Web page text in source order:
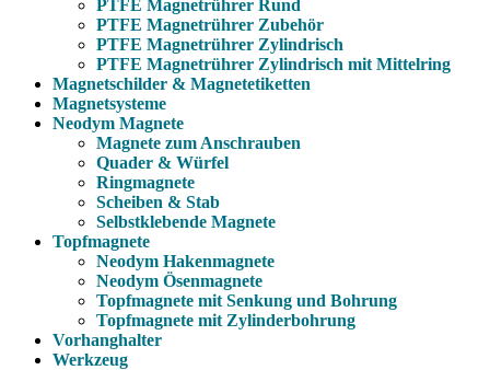
PTFE Magnetrührer Rund
PTFE Magnetrührer Zubehör
PTFE Magnetrührer Zylindrisch
PTFE Magnetrührer Zylindrisch mit Mittelring
Magnetschilder & Magnetetiketten
Magnetsysteme
Neodym Magnete
Magnete zum Anschrauben
Quader & Würfel
Ringmagnete
Scheiben & Stab
Selbstklebende Magnete
Topfmagnete
Neodym Hakenmagnete
Neodym Ösenmagnete
Topfmagnete mit Senkung und Bohrung
Topfmagnete mit Zylinderbohrung
Vorhanghalter
Werkzeug